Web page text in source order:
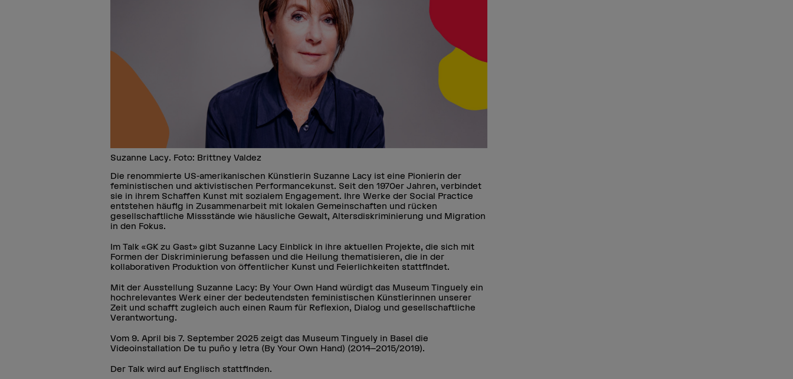
Suzanne Lacy. Foto: Brittney Valdez
Die renommierte US-amerikanischen Künstlerin Suzanne Lacy ist eine Pionierin der
feministischen und aktivistischen Performancekunst. Seit den 1970er Jahren, verbindet
sie in ihrem Schaffen Kunst mit sozialem Engagement. Ihre Werke der Social Practice
entstehen häufig in Zusammenarbeit mit lokalen Gemeinschaften und rücken
gesellschaftliche Missstände wie häusliche Gewalt, Altersdiskriminierung und Migration
in den Fokus.
Im Talk «GK zu Gast» gibt Suzanne Lacy Einblick in ihre aktuellen Projekte, die sich mit
Formen der Diskriminierung befassen und die Heilung thematisieren, die in der
kollaborativen Produktion von öffentlicher Kunst und Feierlichkeiten stattfindet.
Mit der Ausstellung Suzanne Lacy: By Your Own Hand würdigt das Museum Tinguely ein
hochrelevantes Werk einer der bedeutendsten feministischen Künstlerinnen unserer
Zeit und schafft zugleich auch einen Raum für Reflexion, Dialog und gesellschaftliche
Verantwortung.
Vom 9. April bis 7. September 2025 zeigt das Museum Tinguely in Basel die
Videoinstallation De tu puño y letra (By Your Own Hand) (2014–2015/2019).
Der Talk wird auf Englisch stattfinden.